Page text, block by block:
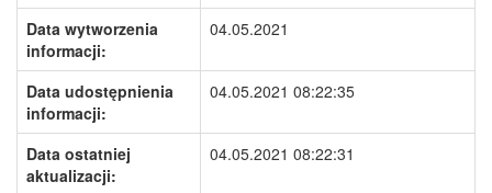
Data wytworzenia
informacji:
04.05.2021
Data udostępnienia
informacji:
04.05.2021 08:22:35
Data ostatniej
aktualizacji:
04.05.2021 08:22:31